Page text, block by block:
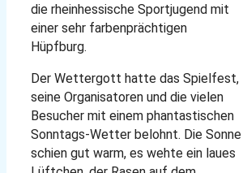
die rheinhessische Sportjugend mit
einer sehr farbenprächtigen
Hüpfburg.
Der Wettergott hatte das Spielfest,
seine Organisatoren und die vielen
Besucher mit einem phantastischen
Sonntags-Wetter belohnt. Die Sonne
schien gut warm, es wehte ein laues